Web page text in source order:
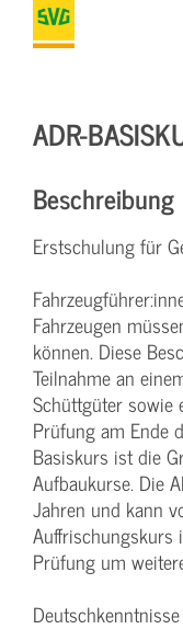
ADR-
Beschreibung
Erstschulung für
Fahrzeugen
können. Diese
Teilnahme an
Schüttgüter sowie
Prüfung am Ende
Basiskurs ist die
Aufbaukurse. Die
Jahren und kann
Auffrischungskurs
Prüfung um